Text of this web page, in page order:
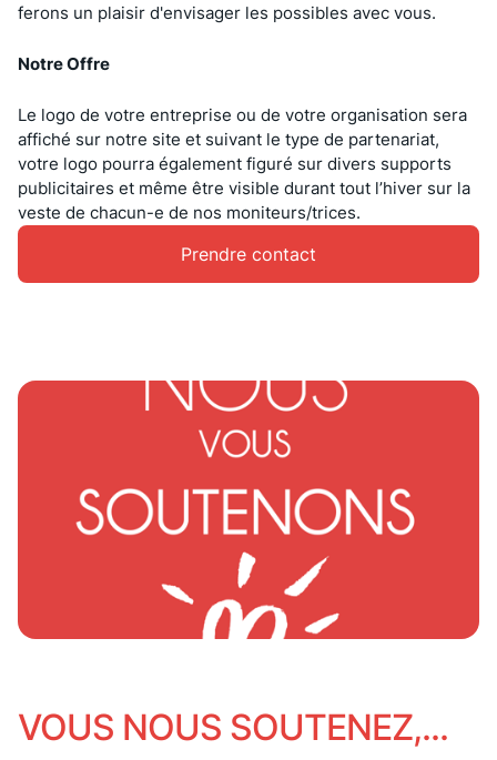
ferons un plaisir d'envisager les possibles avec vous.
Notre Offre
Le logo de votre entreprise ou de votre organisation sera
affiché sur notre site et suivant le type de partenariat,
votre logo pourra également figuré sur divers supports
publicitaires et même être visible durant tout l’hiver sur la
veste de chacun-e de nos moniteurs/trices.
Prendre contact
VOUS NOUS SOUTENEZ,...